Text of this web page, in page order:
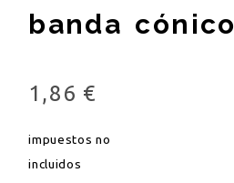
banda cónico
1,86 €
impuestos no
incluidos